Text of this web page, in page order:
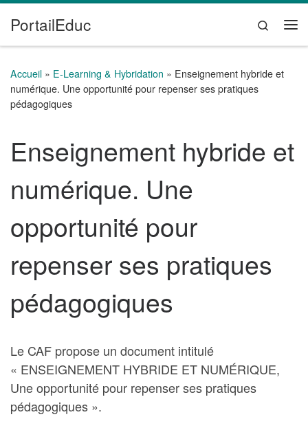
Passer au contenu
PortailEduc
Search
Accueil » E-Learning & Hybridation » Enseignement hybride et
numérique. Une opportunité pour repenser ses pratiques
pédagogiques
Enseignement hybride et
numérique. Une
opportunité pour
repenser ses pratiques
pédagogiques
Le CAF propose un document intitulé
« ENSEIGNEMENT HYBRIDE ET NUMÉRIQUE,
Une opportunité pour repenser ses pratiques
pédagogiques ».